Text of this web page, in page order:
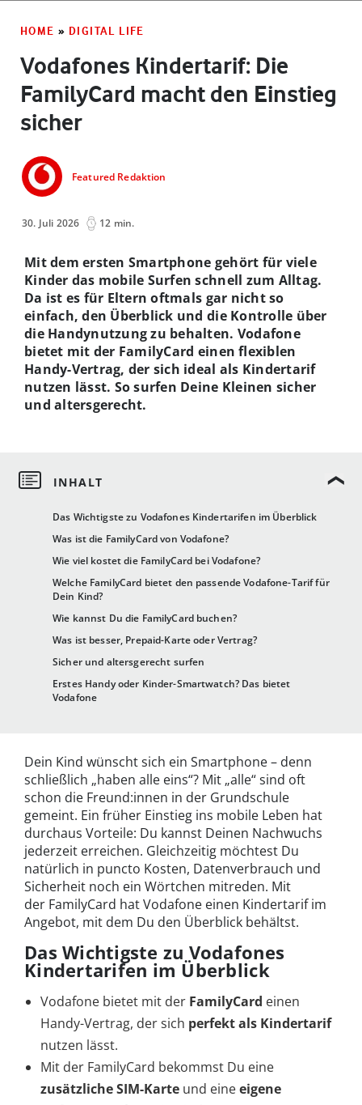
HOME » DIGITAL LIFE
Vodafones Kindertarif: Die
FamilyCard macht den Einstieg
sicher
Featured Redaktion
30. Juli 2026 12 min.
Das Wichtigste zu Vodafones Kindertarifen im Überblick
Was ist die FamilyCard von Vodafone?
Wie viel kostet die FamilyCard bei Vodafone?
Welche FamilyCard bietet den passende Vodafone-Tarif für
Dein Kind?
Wie kannst Du die FamilyCard buchen?
Was ist besser, Prepaid-Karte oder Vertrag?
Sicher und altersgerecht surfen
Erstes Handy oder Kinder-Smartwatch? Das bietet
Vodafone
Mit dem ersten Smartphone gehört für viele
Kinder das mobile Surfen schnell zum Alltag.
Da ist es für Eltern oftmals gar nicht so
einfach, den Überblick und die Kontrolle über
die Handynutzung zu behalten. Vodafone
bietet mit der FamilyCard einen flexiblen
Handy-Vertrag, der sich ideal als Kindertarif
nutzen lässt. So surfen Deine Kleinen sicher
und altersgerecht.
Dein Kind wünscht sich ein Smartphone – denn
schließlich „haben alle eins“? Mit „alle“ sind oft
schon die Freund:innen in der Grundschule
gemeint. Ein früher Einstieg ins mobile Leben hat
durchaus Vorteile: Du kannst Deinen Nachwuchs
jederzeit erreichen. Gleichzeitig möchtest Du
natürlich in puncto Kosten, Datenverbrauch und
Sicherheit noch ein Wörtchen mitreden. Mit
der FamilyCard hat Vodafone einen Kindertarif im
Angebot, mit dem Du den Überblick behältst.
Das Wichtigste zu Vodafones
Kindertarifen im Überblick
Vodafone bietet mit der FamilyCard einen
Handy-Vertrag, der sich perfekt als Kindertarif
nutzen lässt.
Mit der FamilyCard bekommst Du eine
zusätzliche SIM-Karte und eineeigene